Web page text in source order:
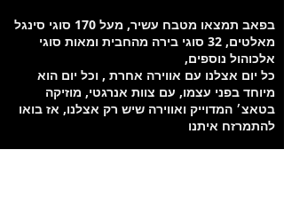
בפאב תמצאו מטבח עשיר, מעל 170 סוגי סינגל
מאלטים, 32 סוגי בירה מהחבית ומאות סוגי
אלכוהול נוספים,
כל יום אצלנו עם אווירה אחרת , וכל יום הוא
מיוחד בפני עצמו, עם צוות אנרגטי, מוזיקה
בטאצ׳ המדוייק ואווירה שיש רק אצלנו, אז בואו
להתמרזח איתנו